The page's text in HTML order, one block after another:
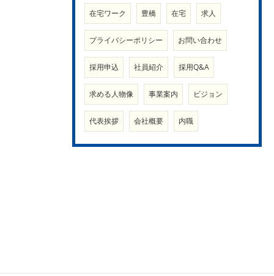
在宅ワーク 豊橋 在宅 求人
プライバシーポリシー お問い合わせ
採用申込 社員紹介 採用Q&A
求める人物像 事業案内 ビジョン
代表挨拶 会社概要 内職